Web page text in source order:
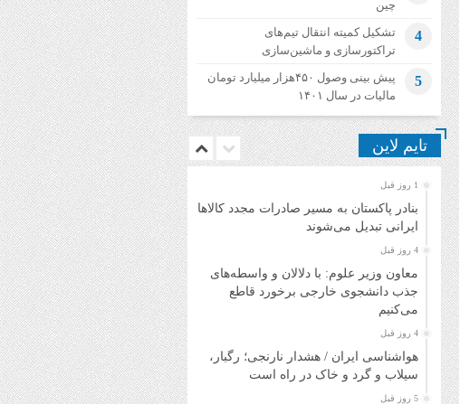
چین
4
تشکیل کمیته انتقال تیم‌های
تراکتورسازی و ماشین‌سازی
5
پیش بینی وصول ۴۵۰هزار میلیارد تومان
مالیات در سال ۱۴۰۱
تایم لاین
1 روز قبل
بنادر پاکستان به مسیر صادرات مجدد کالاهای
ایرانی تبدیل می‌شوند
4 روز قبل
معاون وزیر علوم: با دلالان و واسطه‌های
جذب دانشجوی خارجی برخورد قاطع
می‌کنیم
4 روز قبل
هواشناسی ایران / هشدار نارنجی؛ رگبار،
سیلاب و گرد و خاک در راه است
5 روز قبل